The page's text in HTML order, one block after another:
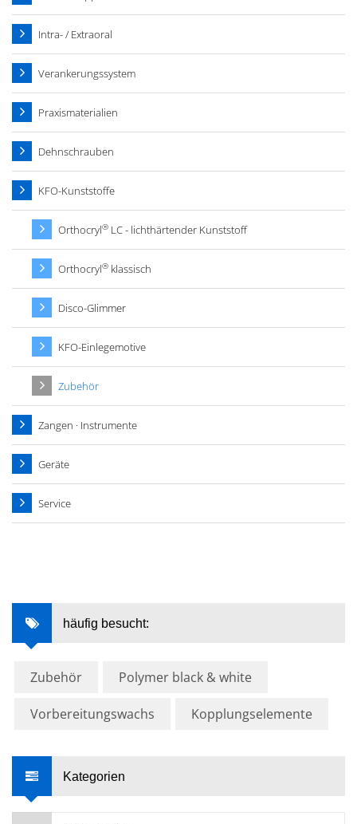
Intra- / Extraoral
Verankerungssystem
Praxismaterialien
Dehnschrauben
KFO-Kunststoffe
Orthocryl® LC - lichthärtender Kunststoff
Orthocryl® klassisch
Disco-Glimmer
KFO-Einlegemotive
Zubehör
Zangen · Instrumente
Geräte
Service
häufig besucht:
Zubehör Polymer black & white
Vorbereitungswachs Kopplungselemente
Kategorien